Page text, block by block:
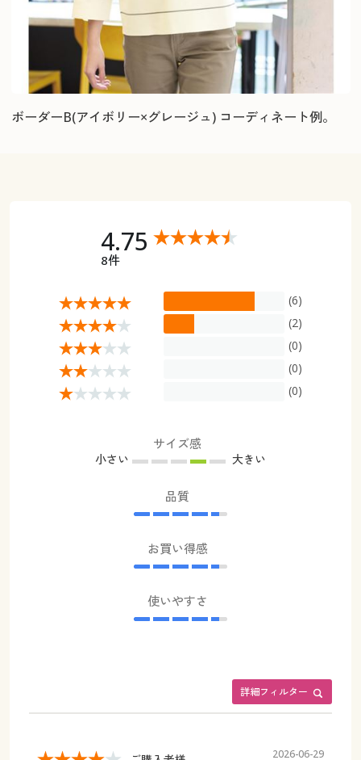
ボーダーB(アイボリー×グレージュ) コーディネート例。
4.75
8件
(6)
(2)
(0)
(0)
(0)
サイズ感
小さい 大きい
品質
お買い得感
使いやすさ
詳細フィルター
2026-06-29